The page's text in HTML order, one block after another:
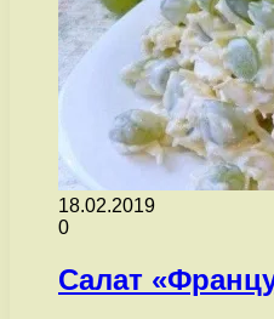
18.02.2019
0
Салат